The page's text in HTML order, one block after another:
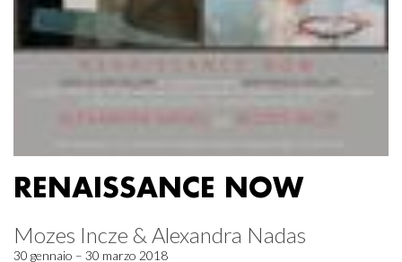
RENAISSANCE NOW
Mozes Incze & Alexandra Nadas
30 gennaio – 30 marzo 2018